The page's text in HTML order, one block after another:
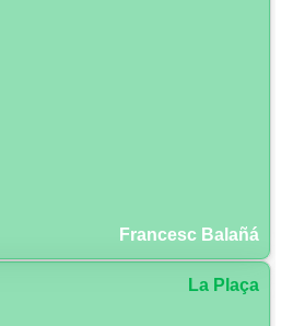
Francesc Balañá
La Plaça